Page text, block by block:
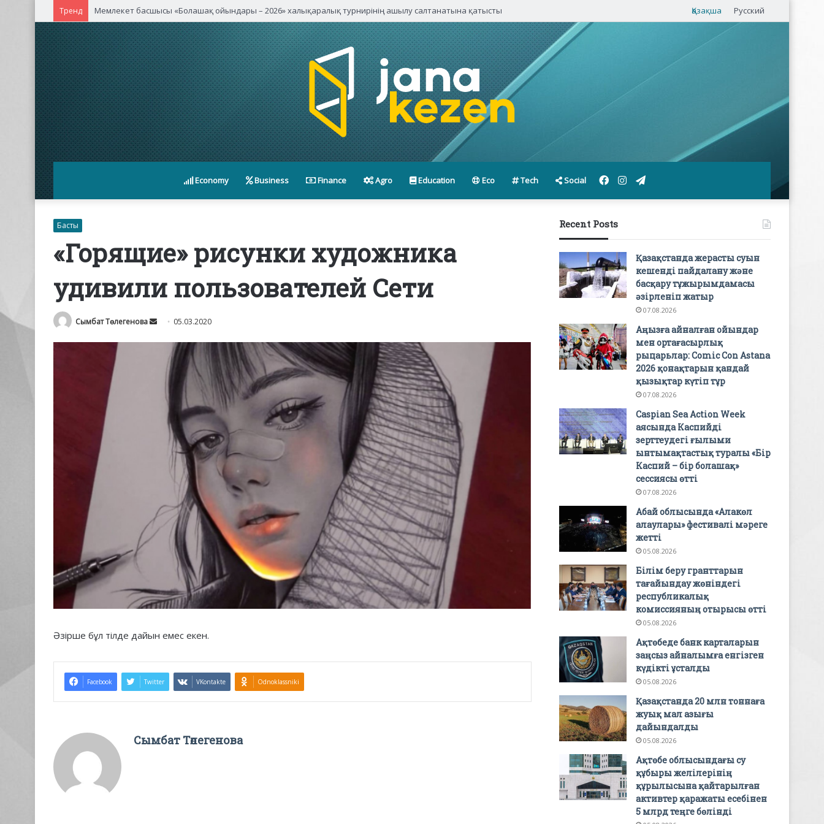
Тренд Мемлекет басшысы «Болашақ ойындары – 2026» халықаралық турнирінің ашылу салтанатына қатысты Қазақша Русский
Economy Business Finance Agro Education Eco Tech Social Telegram
Instagram
Facebook
Басты
«Горящие» рисунки художника
удивили пользователей Сети
Сымбат Төлегенова
Send
email
05.03.2020
Әзірше бұл тілде дайын емес екен.
Facebook Twitter VKontakte Odnoklassniki
Сымбат Төлегенова
Recent Posts
Қазақстанда жерасты суын
кешенді пайдалану және
басқару тұжырымдамасы
әзірленіп жатыр
07.08.2026
Аңызға айналған ойындар
мен ортағасырлық
рыцарьлар: Comic Con Astana
2026 қонақтарын қандай
қызықтар күтіп тұр
07.08.2026
Caspian Sea Action Week
аясында Каспийді
зерттеудегі ғылыми
ынтымақтастық туралы «Бір
Каспий – бір болашақ»
сессиясы өтті
07.08.2026
Абай облысында «Алакөл
алаулары» фестивалі мәреге
жетті
05.08.2026
Білім беру гранттарын
тағайындау жөніндегі
республикалық
комиссияның отырысы өтті
05.08.2026
Ақтөбеде банк карталарын
заңсыз айналымға енгізген
күдікті ұсталды
05.08.2026
Қазақстанда 20 млн тоннаға
жуық мал азығы
дайындалды
05.08.2026
Ақтөбе облысындағы су
құбыры желілерінің
құрылысына қайтарылған
активтер қаражаты есебінен
5 млрд теңге бөлінді